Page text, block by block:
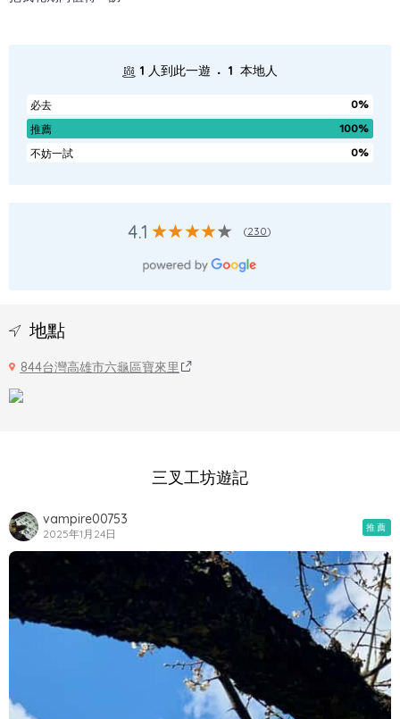
1 人到此一遊 . 1 本地人
必去
0%
推薦
100%
不妨一試
0%
4.1 (230)
地點
844台灣高雄市六龜區寶來里
三叉工坊遊記
vampire00753
2025年1月24日 推薦